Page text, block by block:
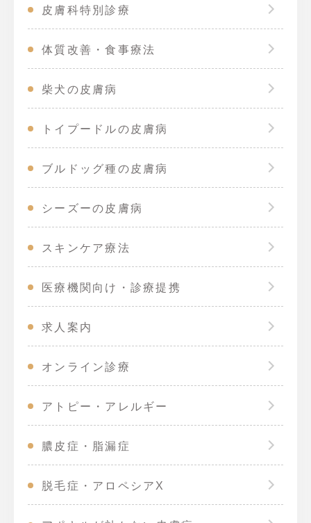
皮膚科特別診療
体質改善・食事療法
柴犬の皮膚病
トイプードルの皮膚病
ブルドッグ種の皮膚病
シーズーの皮膚病
スキンケア療法
医療機関向け・診療提携
求人案内
オンライン診療
アトピー・アレルギー
膿皮症・脂漏症
脱毛症・アロペシアX